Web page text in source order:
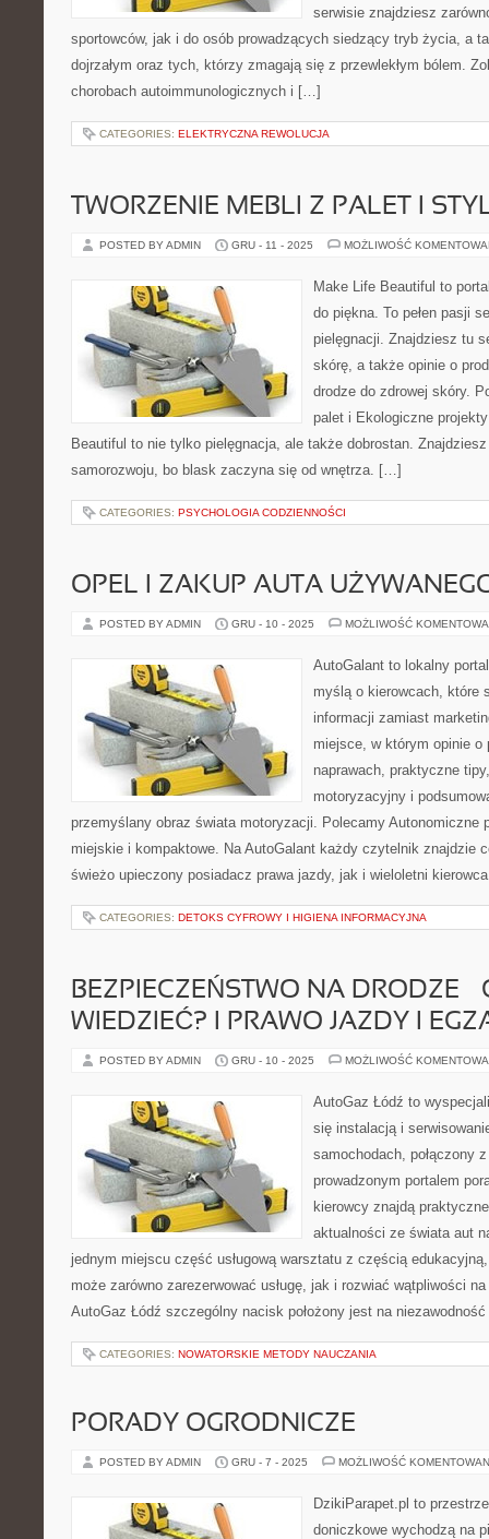
serwisie znajdziesz
sportowców, jak i do osób prowadzących siedzący tryb życia, a
dojrzałym oraz tych, którzy zmagają się z przewlekłym bólem.
chorobach autoimmunologicznych i […]
CATEGORIES: ELEKTRYCZNA REWOLUCJA
TWORZENIE MEBLI Z PALET I
POSTED BY ADMIN GRU - 11 - 2025 MOŻLIWOŚĆ
Make Life Beautiful to
do piękna. To pełen pasji
pielęgnacji. Znajdziesz tu
skórę, a także opinie o
drodze do zdrowej skóry.
palet i Ekologiczne
Beautiful to nie tylko pielęgnacja, ale także dobrostan.
samorozwoju, bo blask zaczyna się od wnętrza. […]
CATEGORIES: PSYCHOLOGIA CODZIENNOŚCI
OPEL I ZAKUP AUTA
POSTED BY ADMIN GRU - 10 - 2025 MOŻLIWOŚĆ
AutoGalant to lokalny
myślą o kierowcach, które
informacji zamiast
miejsce, w którym opinie
naprawach, praktyczne
motoryzacyjny i
przemyślany obraz świata motoryzacji. Polecamy Autonomiczne
miejskie i kompaktowe. Na AutoGalant każdy czytelnik znajdzie
świeżo upieczony posiadacz prawa jazdy, jak i wieloletni
CATEGORIES: DETOKS CYFROWY I HIGIENA INFORMACYJNA
BEZPIECZEŃSTWO NA DRODZE –
WIEDZIEĆ? I PRAWO JAZDY I
POSTED BY ADMIN GRU - 10 - 2025 MOŻLIWOŚĆ
AutoGaz Łódź to
się instalacją i
samochodach, połączony
prowadzonym portalem
kierowcy znajdą
aktualności ze świata aut
jednym miejscu część usługową warsztatu z częścią
może zarówno zarezerwować usługę, jak i rozwiać wątpliwości
AutoGaz Łódź szczególny nacisk położony jest na
CATEGORIES: NOWATORSKIE METODY NAUCZANIA
PORADY OGRODNICZE
POSTED BY ADMIN GRU - 7 - 2025 MOŻLIWOŚĆ
DzikiParapet.pl to
doniczkowe wychodzą na